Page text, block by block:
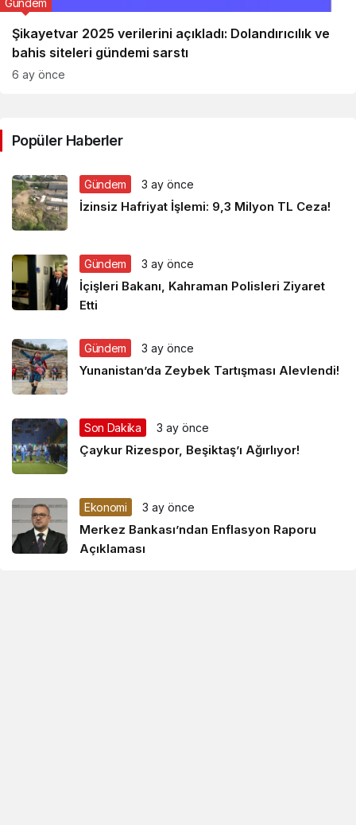
Şikayetvar 2025 verilerini açıkladı: Dolandırıcılık ve
bahis siteleri gündemi sarstı
Gündem
6 ay önce
Popüler Haberler
Gündem 3 ay önce
İzinsiz Hafriyat İşlemi: 9,3 Milyon TL Ceza!
Gündem 3 ay önce
İçişleri Bakanı, Kahraman Polisleri Ziyaret
Etti
Gündem 3 ay önce
Yunanistan’da Zeybek Tartışması Alevlendi!
Son Dakika 3 ay önce
Çaykur Rizespor, Beşiktaş’ı Ağırlıyor!
Ekonomi 3 ay önce
Merkez Bankası’ndan Enflasyon Raporu
Açıklaması